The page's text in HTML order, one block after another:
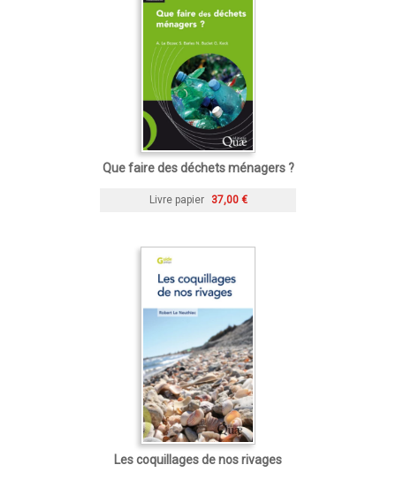
Que faire des déchets ménagers ?
Livre papier 37,00 €
Les coquillages de nos rivages